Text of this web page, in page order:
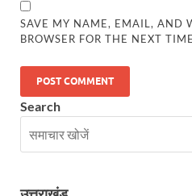
PM Modi
Ashwini
Aadhaar gets
AI Start-
SAVE MY NAME, EMAIL, AND
BROWSER FOR THE NEXT
Search